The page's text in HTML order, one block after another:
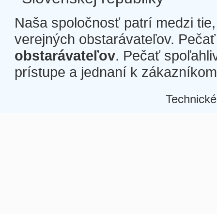
Naša spoločnosť patrí medzi
verejných obstarávateľov.
obstarávateľov. Pečať
prístupe a jednaní k